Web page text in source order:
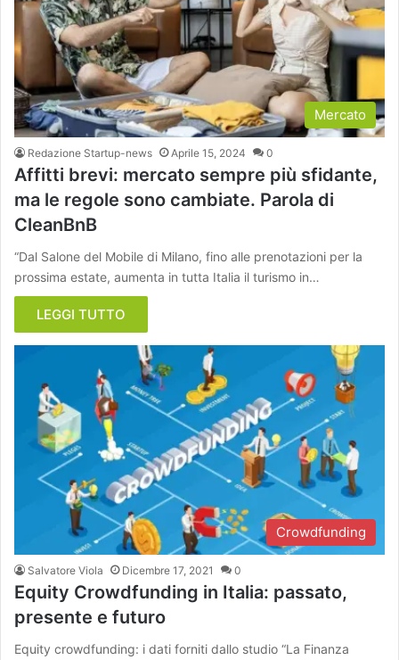
Mercato
Redazione Startup-news Aprile 15, 2024 0
Affitti brevi: mercato sempre più sfidante,
ma le regole sono cambiate. Parola di
CleanBnB
“Dal Salone del Mobile di Milano, fino alle prenotazioni per la
prossima estate, aumenta in tutta Italia il turismo in…
LEGGI TUTTO
Crowdfunding
Salvatore Viola Dicembre 17, 2021 0
Equity Crowdfunding in Italia: passato,
presente e futuro
Equity crowdfunding: i dati forniti dallo studio “La Finanza